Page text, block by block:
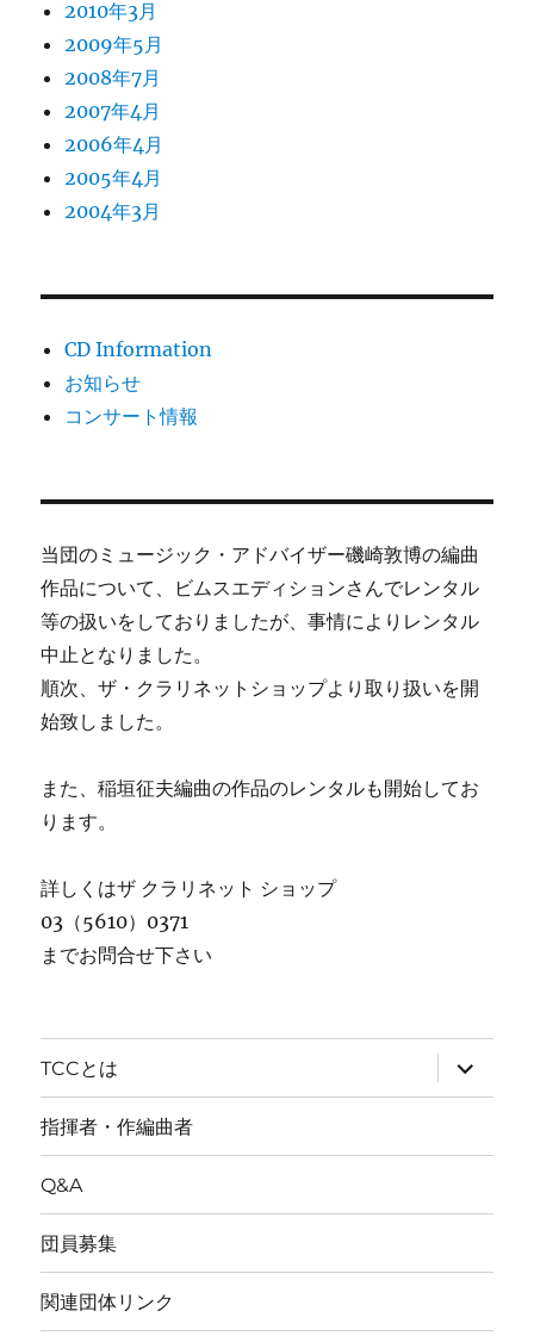
2010年3月
2009年5月
2008年7月
2007年4月
2006年4月
2005年4月
2004年3月
CD Information
お知らせ
コンサート情報
当団のミュージック・アドバイザー磯崎敦博の編曲
作品について、ビムスエディションさんでレンタル
等の扱いをしておりましたが、事情によりレンタル
中止となりました。
順次、ザ・クラリネットショップより取り扱いを開
始致しました。
また、稲垣征夫編曲の作品のレンタルも開始してお
ります。
詳しくはザ クラリネット ショップ
03（5610）0371
までお問合せ下さい
TCCとは
ブ
メ
ー
開
指揮者・作編曲者
Q&A
団員募集
関連団体リンク